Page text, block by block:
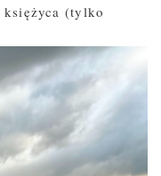
księżyca (tylko